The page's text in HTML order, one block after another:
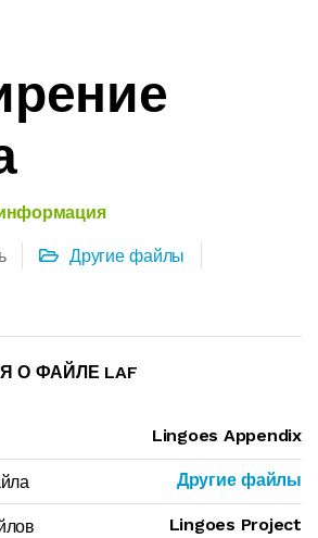
Другие файлы
О ФАЙЛЕ LAF
Lingoes Appendix
Другие файлы
Lingoes Project